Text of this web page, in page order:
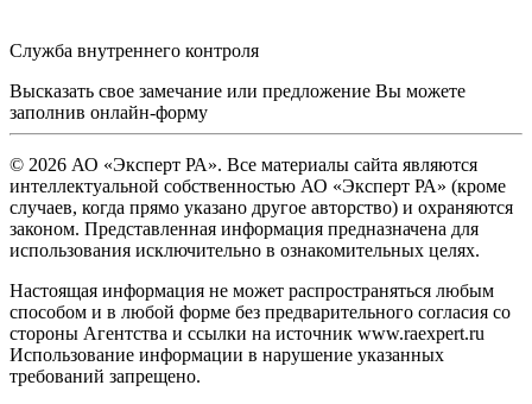
Служба внутреннего контроля
Высказать свое замечание или предложение Вы можете
заполнив онлайн-форму
© 2026 АО «Эксперт РА». Все материалы сайта являются
интеллектуальной собственностью АО «Эксперт РА» (кроме
случаев, когда прямо указано другое авторство) и охраняются
законом. Представленная информация предназначена для
использования исключительно в ознакомительных целях.
Настоящая информация не может распространяться любым
способом и в любой форме без предварительного согласия со
стороны Агентства и ссылки на источник www.raexpert.ru
Использование информации в нарушение указанных
требований запрещено.